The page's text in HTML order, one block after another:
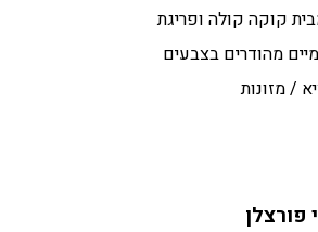
קוקה קולה ופריגת
מהודרים בצבעים
/ מזונות
פורצלן